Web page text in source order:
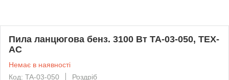
Пила ланцюгова бенз. 3100 Вт TA-03-050, TEX-
AC
Немає в наявності
Код: TA-03-050
Роздріб